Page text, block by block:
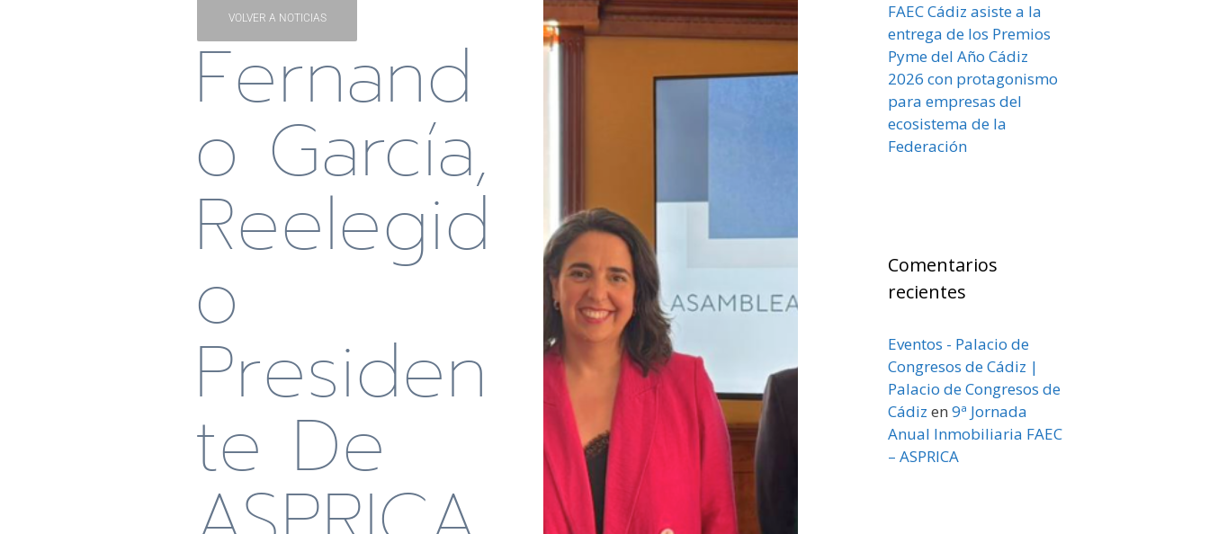
VOLVER A NOTICIAS
Fernand
O García,
Reelegid
O
Presiden
Te De
FAEC Cádiz asiste a la
entrega de los Premios
Pyme del Año Cádiz
2026 con protagonismo
para empresas del
ecosistema de la
Federación
Comentarios
recientes
Eventos - Palacio de
Congresos de Cádiz |
Palacio de Congresos de
Cádiz en 9ª Jornada
Anual Inmobiliaria FAEC
– ASPRICA